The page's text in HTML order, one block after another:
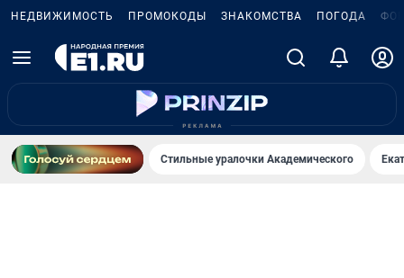
НЕДВИЖИМОСТЬ ПРОМОКОДЫ ЗНАКОМСТВА ПОГОДА
Стильные уралочки Академического